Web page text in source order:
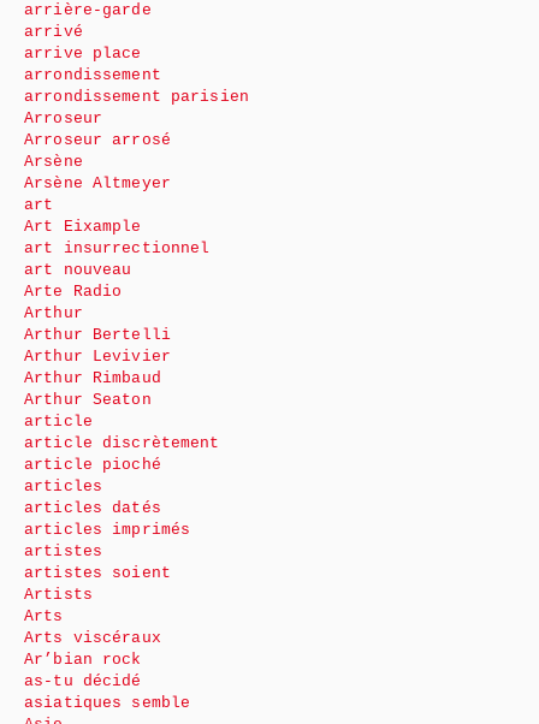
arrière-garde
arrivé
arrive place
arrondissement
arrondissement parisien
Arroseur
Arroseur arrosé
Arsène
Arsène Altmeyer
art
Art Eixample
art insurrectionnel
art nouveau
Arte Radio
Arthur
Arthur Bertelli
Arthur Levivier
Arthur Rimbaud
Arthur Seaton
article
article discrètement
article pioché
articles
articles datés
articles imprimés
artistes
artistes soient
Artists
Arts
Arts viscéraux
Ar’bian rock
as-tu décidé
asiatiques semble